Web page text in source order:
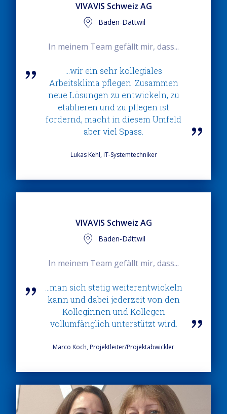
VIVAVIS Schweiz AG
Baden-Dättwil
In meinem Team gefällt mir, dass...
...wir ein sehr kollegiales
Arbeitsklima pflegen. Zusammen
neue Lösungen zu entwickeln, zu
etablieren und zu pflegen ist
fordernd, macht in diesem Umfeld
aber viel Spass.
Lukas Kehl, IT-Systemtechniker
VIVAVIS Schweiz AG
Baden-Dättwil
In meinem Team gefällt mir, dass...
...man sich stetig weiterentwickeln
kann und dabei jederzeit von den
Kolleginnen und Kollegen
vollumfänglich unterstützt wird.
Marco Koch, Projektleiter/Projektabwickler